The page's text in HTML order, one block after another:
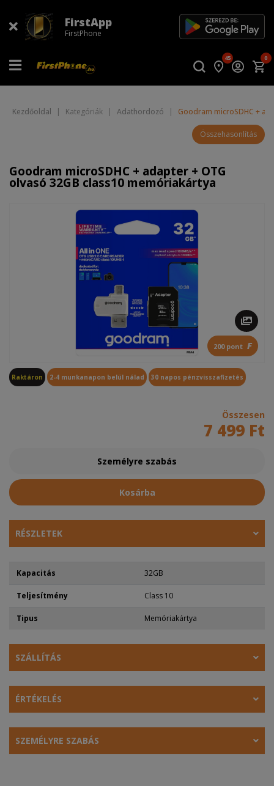
FirstApp
FirstPhone
45 0
Kezdőoldal | Kategóriák | Adathordozó | Goodram microSDHC +
Összehasonlítás
Goodram microSDHC + adapter + OTG
olvasó 32GB class10 memóriakártya
200 pont F
Raktáron 2-4 munkanapon belül nálad 30 napos pénzvisszafizetés
Összesen
7 499 Ft
Személyre szabás
Kosárba
RÉSZLETEK
Kapacitás 32GB
Teljesítmény Class 10
Tipus Memóriakártya
SZÁLLÍTÁS
ÉRTÉKELÉS
SZEMÉLYRE SZABÁS